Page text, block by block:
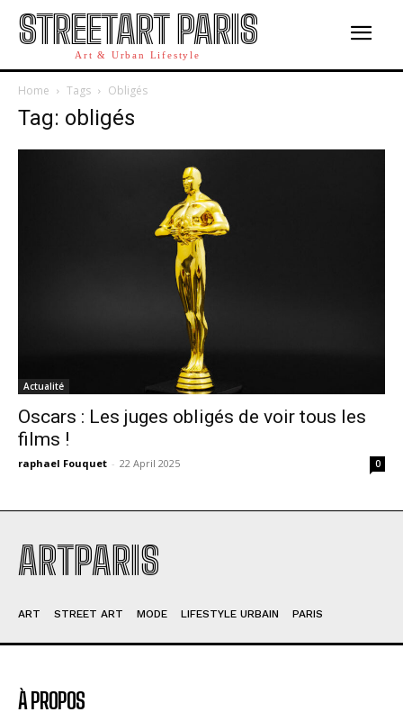
STREETART PARIS
Art & Urban Lifestyle
Home Tags Obligés
Tag: obligés
Actualité
Oscars : Les juges obligés de voir tous les
films !
raphael Fouquet - 22 April 2025 0
ARTPARIS
ART STREET ART MODE LIFESTYLE URBAIN PARIS
À PROPOS